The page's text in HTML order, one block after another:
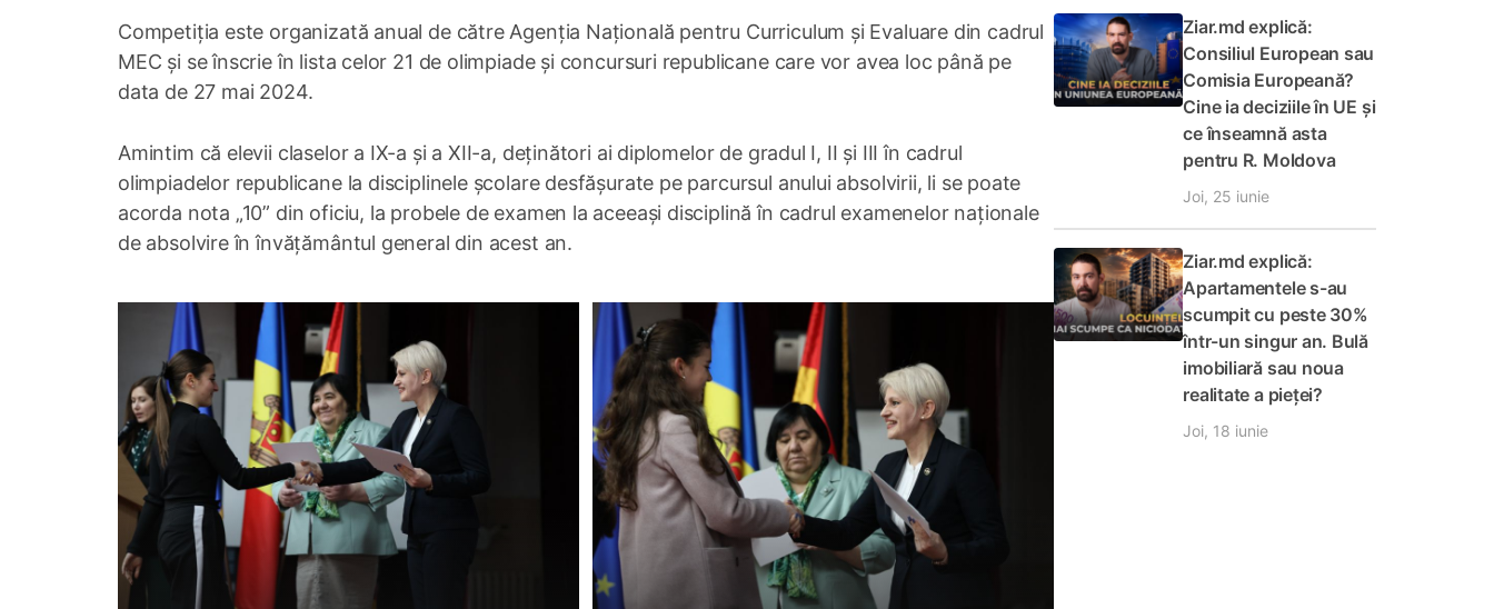
Competiția este organizată anual de către Agenția Națională pentru Curriculum și Evaluare din cadrul
MEC și se înscrie în lista celor 21 de olimpiade și concursuri republicane care vor avea loc până pe
data de 27 mai 2024.
Amintim că elevii claselor a IX-a și a XII-a, deținători ai diplomelor de gradul I, II și III în cadrul
olimpiadelor republicane la disciplinele școlare desfășurate pe parcursul anului absolvirii, li se poate
acorda nota „10” din oficiu, la probele de examen la aceeași disciplină în cadrul examenelor naționale
de absolvire în învățământul general din acest an.
Ziar.md explică:
Consiliul European sau
Comisia Europeană?
Cine ia deciziile în UE și
ce înseamnă asta
pentru R. Moldova
Joi, 25 iunie
Ziar.md explică:
Apartamentele s-au
scumpit cu peste 30%
într-un singur an. Bulă
imobiliară sau noua
realitate a pieței?
Joi, 18 iunie